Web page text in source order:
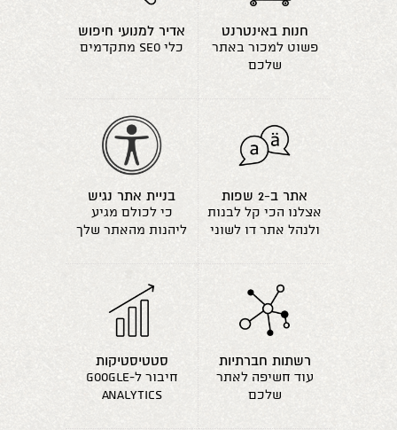
חנות באינטרנט
פשוט למכור באתר
שלכם
אדיר למנועי חיפוש
כלי seo מתקדמים
אתר ב-2 שפות
אצלנו הכי קל לבנות
ולנהל אתר דו לשוני
בניית אתר נגיש
כי לכולם מגיע
ליהנות מהאתר שלך
רשתות חברתיות
עוד חשיפה לאתר
שלכם
סטטיסטיקות
חיבור ל-google
analytics